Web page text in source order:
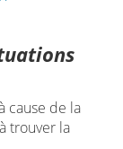
cause de la
trouver la